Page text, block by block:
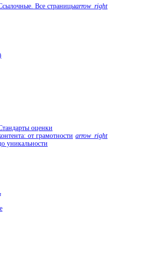
Все страницыarrow_right
оценки
от грамотности
уникальности
arrow_right